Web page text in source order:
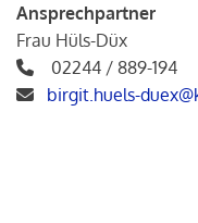
Ansprechpartner
Frau Hüls-Düx
02244 / 889-194
birgit.huels-